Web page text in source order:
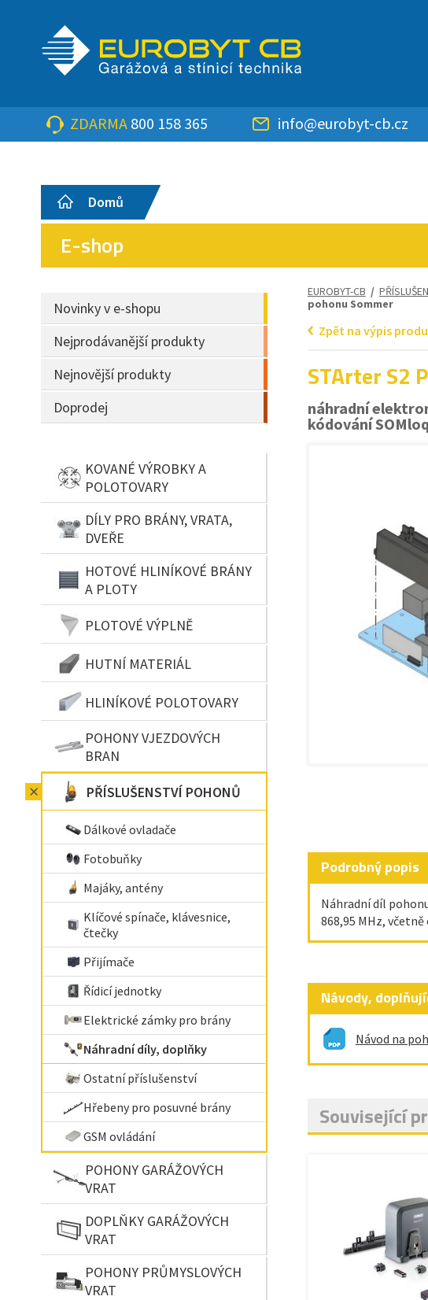
ZDARMA 800 158 365 info@eurobyt-cb.cz
Domů
E-shop
Novinky v e-shopu
Nejprodávanější produkty
Nejnovější produkty
Doprodej
KOVANÉ VÝROBKY A
POLOTOVARY
DÍLY PRO BRÁNY, VRATA,
DVEŘE
HOTOVÉ HLINÍKOVÉ BRÁNY
A PLOTY
PLOTOVÉ VÝPLNĚ
HUTNÍ MATERIÁL
HLINÍKOVÉ POLOTOVARY
POHONY VJEZDOVÝCH
BRAN
PŘÍSLUŠENSTVÍ POHONŮ
Dálkové ovladače
Fotobuňky
Majáky, antény
Klíčové spínače, klávesnice,
čtečky
Přijímače
Řídicí jednotky
Elektrické zámky pro brány
Náhradní díly, doplňky
Ostatní příslušenství
Hřebeny pro posuvné brány
GSM ovládání
POHONY GARÁŽOVÝCH
VRAT
DOPLŇKY GARÁŽOVÝCH
VRAT
POHONY PRŮMYSLOVÝCH
VRAT
EUROBYT-CB /
pohonu Sommer
Zpět na výpis
STArter S2
náhradní
kódování
Podrobný popis
Náhradní díl
868,95 MHz,
Návody,
Návod na
Související